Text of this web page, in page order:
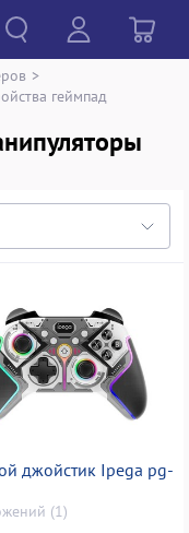
>
геймпад
джойстик Ipega pg-
(1)